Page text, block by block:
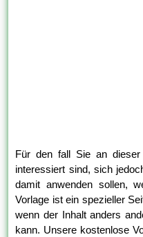
Für den fall Sie an dieser
interessiert sind, sich
damit anwenden sollen,
Vorlage ist ein spezieller
wenn der Inhalt anders
kann. Unsere kostenlose